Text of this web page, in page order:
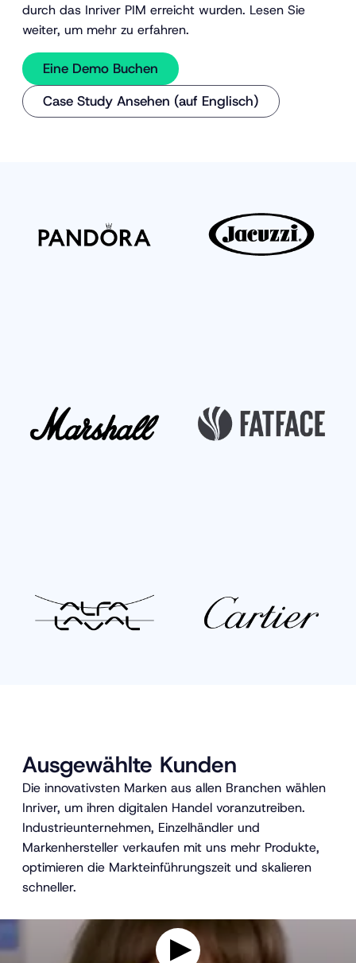
durch das Inriver PIM erreicht wurden. Lesen Sie
weiter, um mehr zu erfahren.
Eine Demo Buchen
Case Study Ansehen (auf Englisch)
Ausgewählte Kunden
Die innovativsten Marken aus allen Branchen wählen
Inriver, um ihren digitalen Handel voranzutreiben.
Industrieunternehmen, Einzelhändler und
Markenhersteller verkaufen mit uns mehr Produkte,
optimieren die Markteinführungszeit und skalieren
schneller.